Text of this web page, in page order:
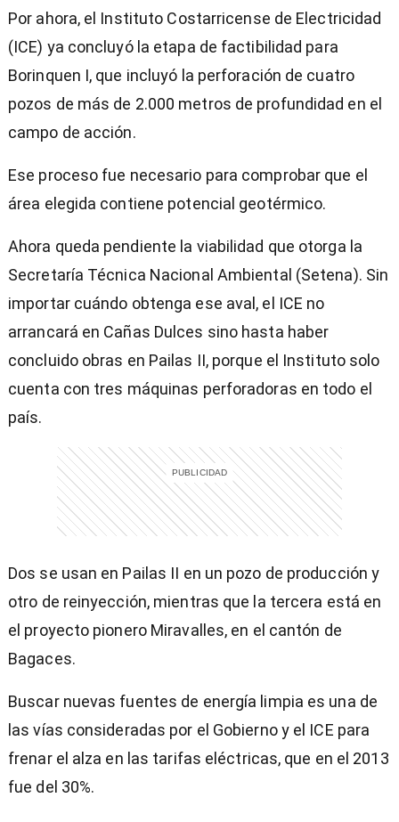
Por ahora, el Instituto Costarricense de Electricidad
(ICE) ya concluyó la etapa de factibilidad para
Borinquen I, que incluyó la perforación de cuatro
pozos de más de 2.000 metros de profundidad en el
campo de acción.
Ese proceso fue necesario para comprobar que el
área elegida contiene potencial geotérmico.
Ahora queda pendiente la viabilidad que otorga la
Secretaría Técnica Nacional Ambiental (Setena). Sin
importar cuándo obtenga ese aval, el ICE no
arrancará en Cañas Dulces sino hasta haber
concluido obras en Pailas II, porque el Instituto solo
cuenta con tres máquinas perforadoras en todo el
país.
Dos se usan en Pailas II en un pozo de producción y
otro de reinyección, mientras que la tercera está en
el proyecto pionero Miravalles, en el cantón de
Bagaces.
Buscar nuevas fuentes de energía limpia es una de
las vías consideradas por el Gobierno y el ICE para
frenar el alza en las tarifas eléctricas, que en el 2013
fue del 30%.